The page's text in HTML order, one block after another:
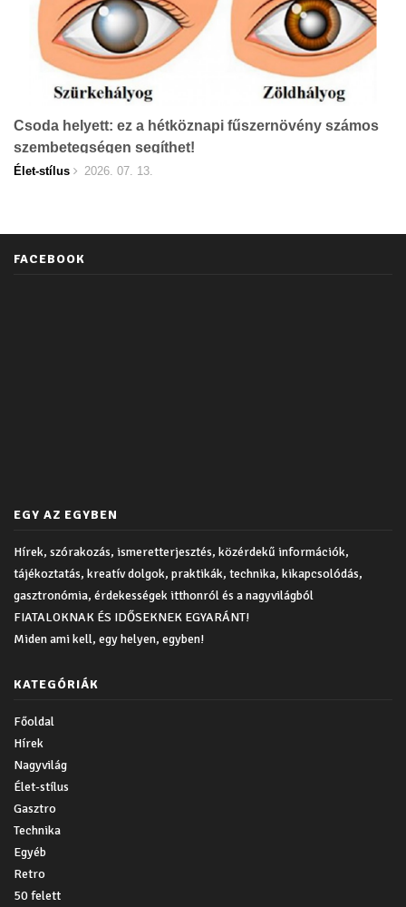
Csoda helyett: ez a hétköznapi fűszernövény számos
szembetegségen segíthet!
Élet-stílus 2026. 07. 13.
FACEBOOK
EGY AZ EGYBEN
Hírek, szórakozás, ismeretterjesztés, közérdekű információk,
tájékoztatás, kreatív dolgok, praktikák, technika, kikapcsolódás,
gasztronómia, érdekességek itthonról és a nagyvilágból
FIATALOKNAK ÉS IDŐSEKNEK EGYARÁNT!
Miden ami kell, egy helyen, egyben!
KATEGÓRIÁK
Főoldal
Hírek
Nagyvilág
Élet-stílus
Gasztro
Technika
Egyéb
Retro
50 felett